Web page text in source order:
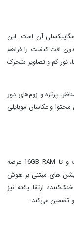
بزرگ‌ترین نقطه قوت S26 اولترا، دوربین اصلی 340 مگاپیکسلی آن است. این
افت کیفیت را فراهم
نور کم و تصاویر متحرک
پرتره‌ و زوم‌های دور
محتوا و عکاسان موبایلی
S26 Ultra با جدیدترین چیپست پرچمدار سامسونگ و تا 16GB RAM عرضه
های مبتنی بر هوش
ارتقا یافته نیز
تضمین می‌کند.